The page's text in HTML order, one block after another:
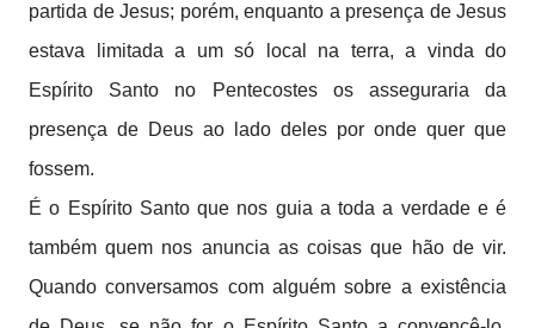
partida de Jesus; porém, enquanto a presença de Jesus
estava limitada a um só local na terra, a vinda do
Espírito Santo no Pentecostes os asseguraria da
presença de Deus ao lado deles por onde quer que
fossem.
É o Espírito Santo que nos guia a toda a verdade e é
também quem nos anuncia as coisas que hão de vir.
Quando conversamos com alguém sobre a existência